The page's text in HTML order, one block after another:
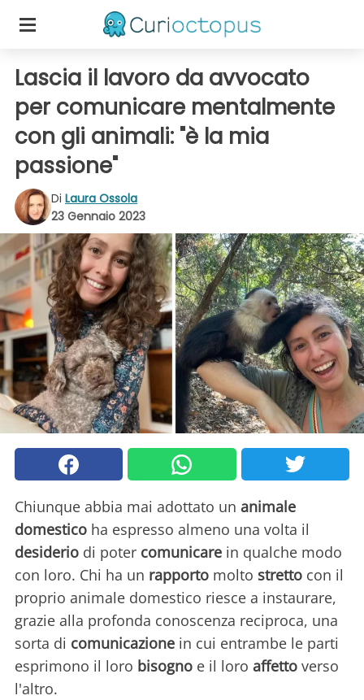
Lascia il lavoro da avvocato
per comunicare mentalmente
con gli animali: "è la mia
passione"
Di Laura Ossola
23 Gennaio 2023
Chiunque abbia mai adottato un animale
domestico ha espresso almeno una volta il
desiderio di poter comunicare in qualche modo
con loro. Chi ha un rapporto molto stretto con il
proprio animale domestico riesce a instaurare,
grazie alla profonda conoscenza reciproca, una
sorta di comunicazione in cui entrambe le parti
esprimono il loro bisogno e il loro affetto verso
l'altro.